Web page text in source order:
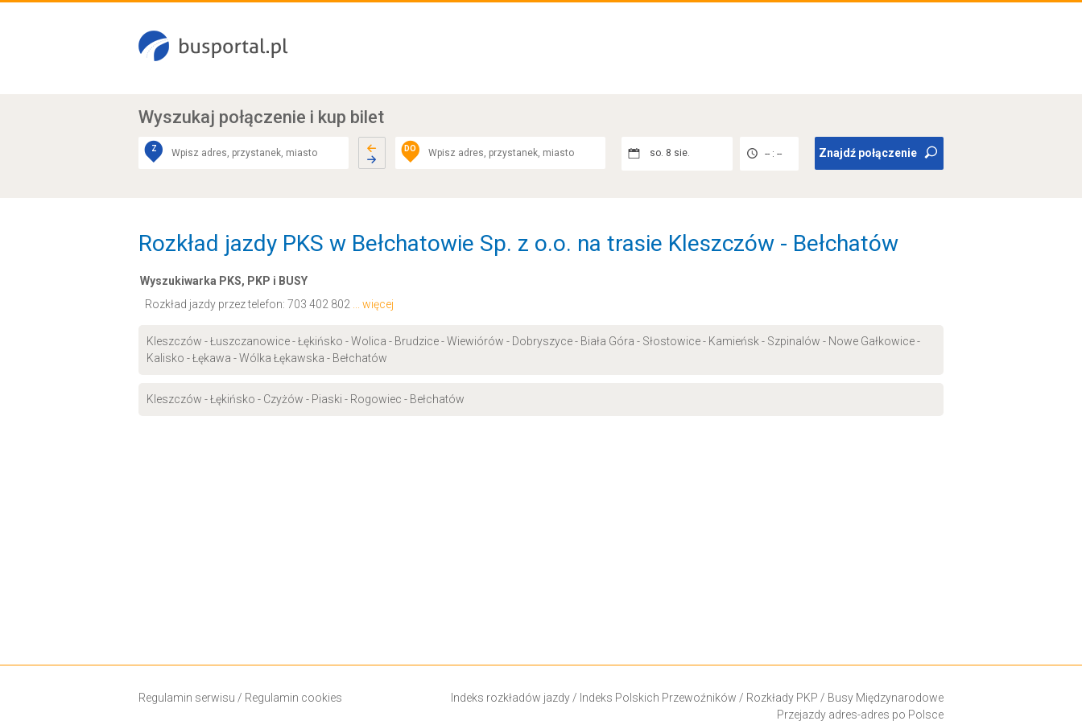
Wyszukaj połączenie i kup bilet
Z DO so. 8 sie. -- : -- Znajdź połączenie
Rozkład jazdy PKS w Bełchatowie Sp. z o.o. na trasie Kleszczów - Bełchatów
Wyszukiwarka PKS, PKP i BUSY
Rozkład jazdy przez telefon: 703 402 802 ... więcej
Kleszczów - Łuszczanowice - Łękińsko - Wolica - Brudzice - Wiewiórów - Dobryszyce - Biała Góra - Słostowice - Kamieńsk - Szpinalów - Nowe Gałkowice -
Kalisko - Łękawa - Wólka Łękawska - Bełchatów
Kleszczów - Łękińsko - Czyżów - Piaski - Rogowiec - Bełchatów
Regulamin serwisu / Regulamin cookies Indeks rozkładów jazdy/ Indeks Polskich Przewoźników / Rozkłady PKP / Busy Międzynarodowe
Przejazdy adres-adres po Polsce